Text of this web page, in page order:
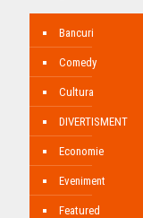
Bancuri
Comedy
Cultura
DIVERTISMENT
Economie
Eveniment
Featured